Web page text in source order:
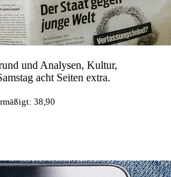
und Analysen, Kultur,
acht Seiten extra.
38,90